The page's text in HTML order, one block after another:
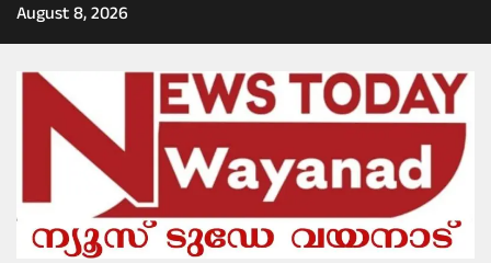
Skip
to
August 8, 2026